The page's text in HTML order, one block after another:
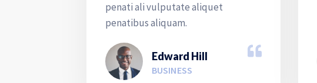
penati ali vulputate aliquet
penatibus aliquam.
Edward Hill
BUSINESS